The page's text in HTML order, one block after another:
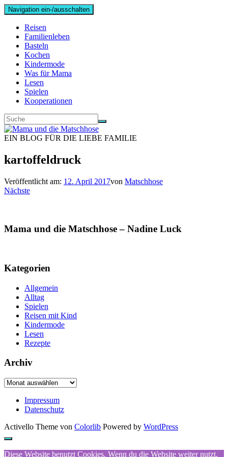
Navigation ein-/ausschalten
Reisen
Familienleben
Basteln
Kochen
Kindermode
Was für Mama
Lesen
Spielen
Kooperationen
EIN BLOG FÜR DIE LIEBE FAMILIE
kartoffeldruck
Veröffentlicht am: 12. April 2017von Matschhose
Nächste
Mama und die Matschhose – Nadine Luck
Kategorien
Allgemein
Alltag
Spielen
Reisen mit Kind
Kindermode
Lesen
Rezepte
Archiv
Archiv
Impressum
Datenschutz
Activello Theme von Colorlib Powered by WordPress
Diese Website benutzt Cookies. Wenn du die Website weiter nutzt,